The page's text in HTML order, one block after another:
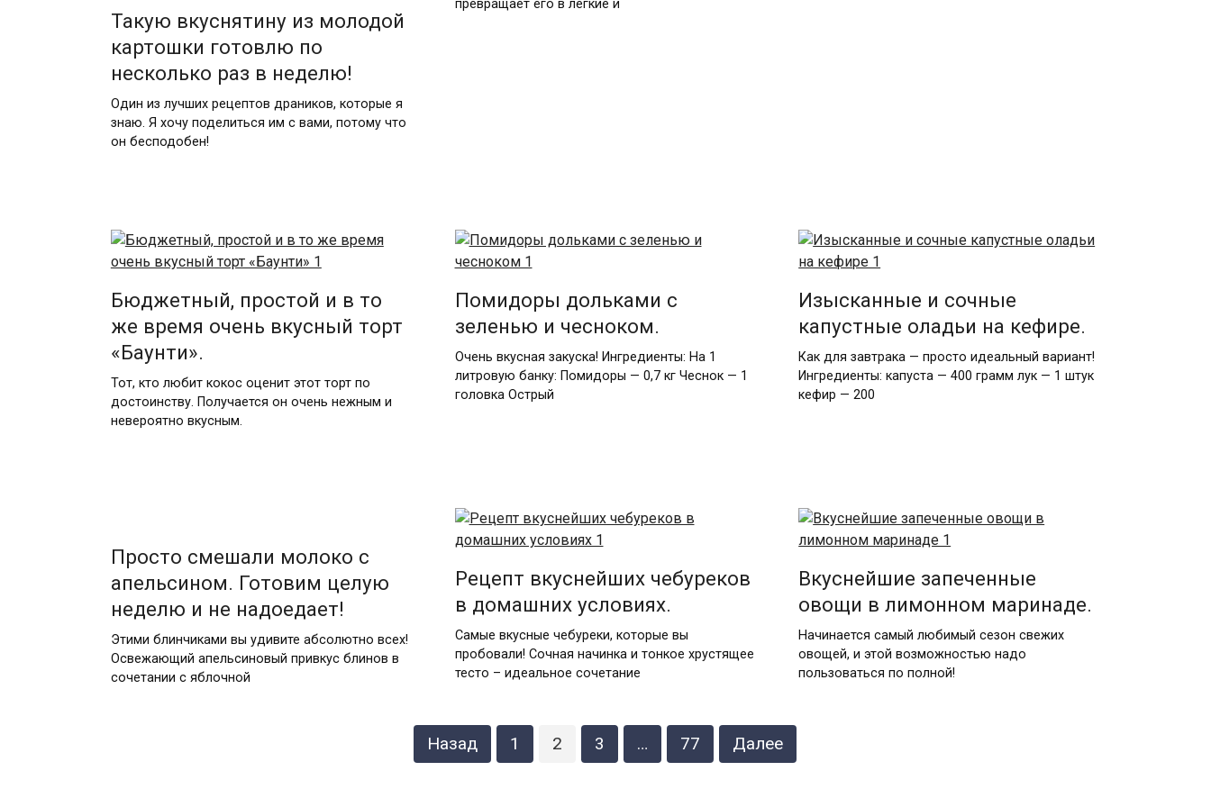
Такую вкуснятину из молодой
картошки готовлю по
несколько раз в неделю!
Один из лучших рецептов драников, которые я
знаю. Я хочу поделиться им с вами, потому что
он бесподобен!
превращает его в легкие и
Бюджетный, простой и в то
же время очень вкусный торт
«Баунти».
Тот, кто любит кокос оценит этот торт по
достоинству. Получается он очень нежным и
невероятно вкусным.
Помидоры дольками с
зеленью и чесноком.
Очень вкусная закуска! Ингредиенты: На 1
литровую банку: Помидоры — 0,7 кг Чеснок — 1
головка Острый
Изысканные и сочные
капустные оладьи на кефире.
Как для завтрака — просто идеальный вариант!
Ингредиенты: капуста — 400 грамм лук — 1 штук
кефир — 200
Просто смешали молоко с
апельсином. Готовим целую
неделю и не надоедает!
Этими блинчиками вы удивите абсолютно всех!
Освежающий апельсиновый привкус блинов в
сочетании с яблочной
Рецепт вкуснейших чебуреков
в домашних условиях.
Самые вкусные чебуреки, которые вы
пробовали! Сочная начинка и тонкое хрустящее
тесто – идеальное сочетание
Вкуснейшие запеченные
овощи в лимонном маринаде.
Начинается самый любимый сезон свежих
овощей, и этой возможностью надо
пользоваться по полной!
Назад 1 2 3 … 77 Далее